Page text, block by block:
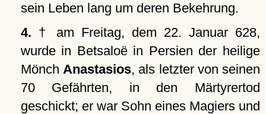
sein Leben lang um deren Bekehrung.
4. † am Freitag, dem 22. Januar 628,
wurde in Betsaloë in Persien der heilige
MönchAnastasios, als letzter von seinen
70 Gefährten, in den Märtyrertod
geschickt; er war Sohn eines Magiers und